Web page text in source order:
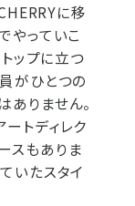
に移
やっていこ
ップに立つ
がひとつの
りません。
トディレク
スもありま
いたスタイ